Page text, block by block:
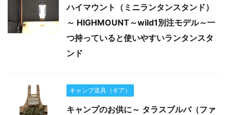
ハイマウント（ミニランタンスタンド）
～ HIGHMOUNT～wild1別注モデル～一
つ持っていると使いやすいランタンスタ
ンド
キャンプ道具（ギア）
キャンプのお供に～ タラスブルバ（ファ